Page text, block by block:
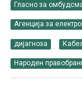
Гласно за
Агенција за
дијагноза
Народен